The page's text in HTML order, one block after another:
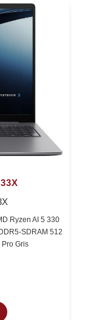
Ryzen AI 5 330
SDRAM 512
Pro Gris